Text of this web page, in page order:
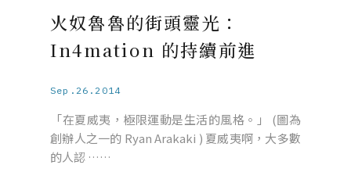
火奴魯魯的街頭靈光：
In4mation 的持續前進
Sep.26.2014
「在夏威夷，極限運動是生活的風格。」 (圖為
創辦人之一的 Ryan Arakaki ) 夏威夷啊，大多數
的人認 ……